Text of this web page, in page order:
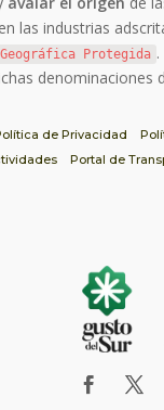
las industrias
Protegida
denominaciones
de Privacidad
Portal de